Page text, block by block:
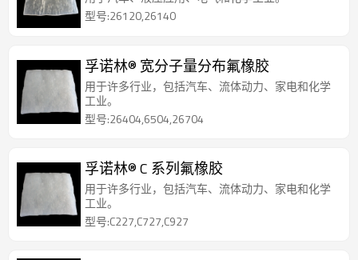
型号:26120,26140
孚诺林® 宽分子量分布氟橡胶
用于许多行业，包括汽车、流体动力、家电和化学
工业。
型号:26404,6504,26704
孚诺林® C 系列氟橡胶
用于许多行业，包括汽车、流体动力、家电和化学
工业。
型号:C227,C727,C927